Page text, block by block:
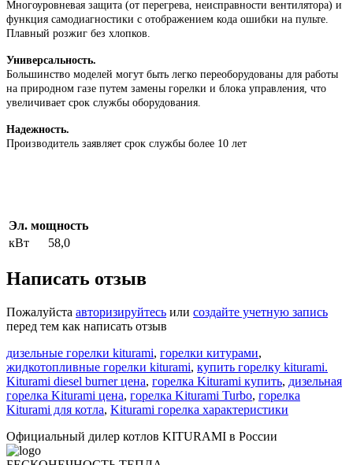
Многоуровневая защита (от перегрева, неисправности вентилятора) и
функция самодиагностики с отображением кода ошибки на пульте.
Плавный розжиг без хлопков.
Универсальность.
Большинство моделей могут быть легко переоборудованы для работы
на природном газе путем замены горелки и блока управления, что
увеличивает срок службы оборудования.
Надежность.
Производитель заявляет срок службы более 10 лет
Эл. мощность
кВт
58,0
Написать отзыв
Пожалуйста авторизируйтесь или создайте учетную запись
перед тем как написать отзыв
дизельные горелки kiturami, горелки китурами,
жидкотопливные горелки kiturami, купить горелку kiturami.
Kiturami diesel burner цена, горелка Kiturami купить, дизельная
горелка Kiturami цена, горелка Kiturami Turbo, горелка
Kiturami для котла, Kiturami горелка характеристики
Официальный дилер котлов KITURAMI в России